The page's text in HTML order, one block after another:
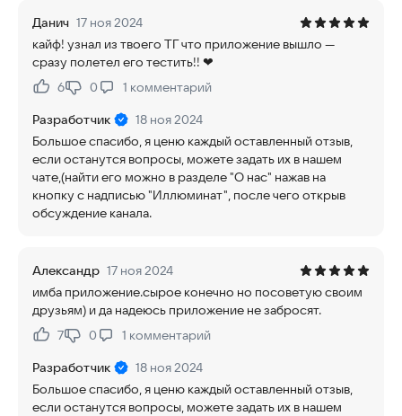
Данич 17 ноя 2024
кайф! узнал из твоего ТГ что приложение вышло —
сразу полетел его тестить!! ❤
Нравится:
6Не нравится:
0 1 комментарий
Разработчик
18 ноя 2024
Большое спасибо, я ценю каждый оставленный отзыв,
если останутся вопросы, можете задать их в нашем
чате,(найти его можно в разделе "О нас" нажав на
кнопку с надписью "Иллюминат", после чего открыв
обсуждение канала.
Александр 17 ноя 2024
имба приложение.сырое конечно но посоветую своим
друзьям) и да надеюсь приложение не забросят.
Нравится:
7Не нравится:
0 1 комментарий
Разработчик
18 ноя 2024
Большое спасибо, я ценю каждый оставленный отзыв,
если останутся вопросы, можете задать их в нашем